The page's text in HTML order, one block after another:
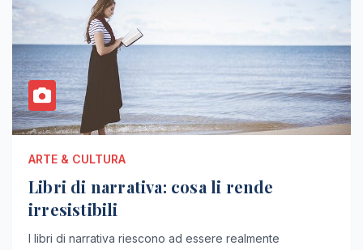
ARTE & CULTURA
Libri di narrativa: cosa li rende
irresistibili
I libri di narrativa riescono ad essere realmente